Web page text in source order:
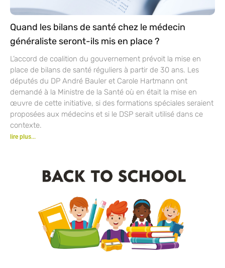
Quand les bilans de santé chez le médecin
généraliste seront-ils mis en place ?
L’accord de coalition du gouvernement prévoit la mise en
place de bilans de santé réguliers à partir de 30 ans. Les
députés du DP André Bauler et Carole Hartmann ont
demandé à la Ministre de la Santé où en était la mise en
œuvre de cette initiative, si des formations spéciales seraient
proposées aux médecins et si le DSP serait utilisé dans ce
contexte.
lire plus...